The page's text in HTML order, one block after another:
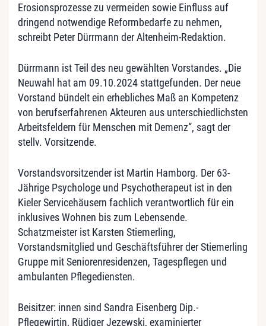
Erosionsprozesse zu vermeiden sowie Einfluss auf
dringend notwendige Reformbedarfe zu nehmen,
schreibt Peter Dürrmann der Altenheim-Redaktion.
Dürrmann ist Teil des neu gewählten Vorstandes. „Die
Neuwahl hat am 09.10.2024 stattgefunden. Der neue
Vorstand bündelt ein erhebliches Maß an Kompetenz
von berufserfahrenen Akteuren aus unterschiedlichsten
Arbeitsfeldern für Menschen mit Demenz“, sagt der
stellv. Vorsitzende.
Vorstandsvorsitzender ist Martin Hamborg. Der 63-
Jährige Psychologe und Psychotherapeut ist in den
Kieler Servicehäusern fachlich verantwortlich für ein
inklusives Wohnen bis zum Lebensende.
Schatzmeister ist Karsten Stiemerling,
Vorstandsmitglied und Geschäftsführer der Stiemerling
Gruppe mit Seniorenresidenzen, Tagespflegen und
ambulanten Pflegediensten.
Beisitzer: innen sind Sandra Eisenberg Dip.-
Pflegewirtin, Rüdiger Jezewski, examinierter